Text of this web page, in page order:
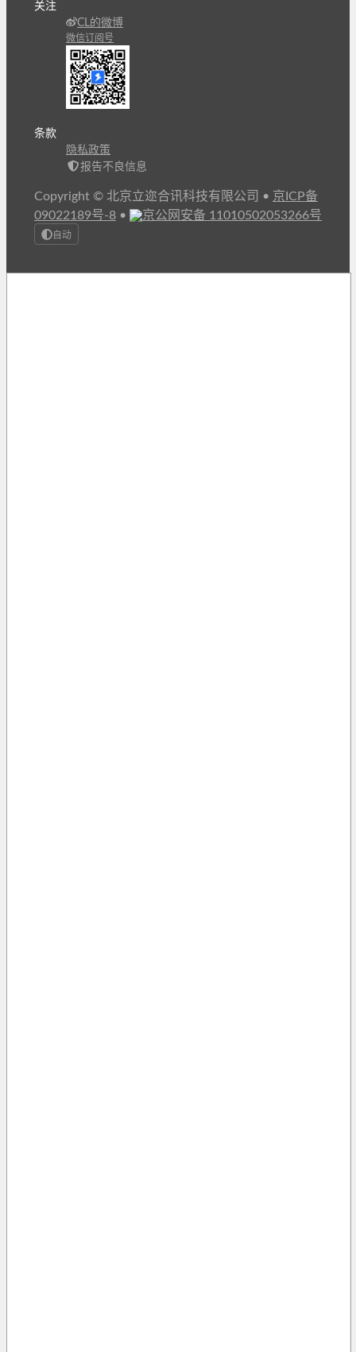
关注
CL的微博
微信订阅号
条款
隐私政策
报告不良信息
Copyright © 北京立迩合讯科技有限公司 • 京ICP备
09022189号-8 • 京公网安备 11010502053266号
自动